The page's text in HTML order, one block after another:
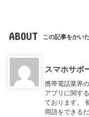
ABOUT この記事をかい
スマホサポ
携帯電話業界
アプリに関す
ております。
用語をできる